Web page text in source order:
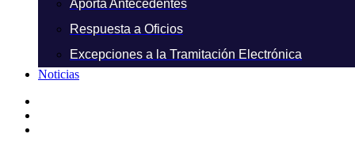
Aporta Antecedentes
Respuesta a Oficios
Excepciones a la Tramitación Electrónica
Noticias